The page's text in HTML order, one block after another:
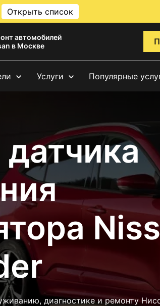
Открыть список
автомобилей
в Москве
Услуги Популярные
диагностике и ремонту